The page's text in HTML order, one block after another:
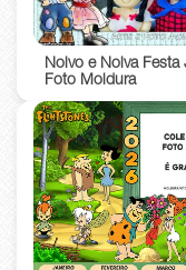
Noivo e Noiva Festa
Foto Moldura